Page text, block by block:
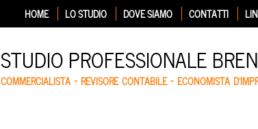
HOME LO STUDIO DOVE SIAMO CONTATTI
STUDIO PROFESSIONALE
COMMERCIALISTA – REVISORE CONTABILE – ECONOMISTA